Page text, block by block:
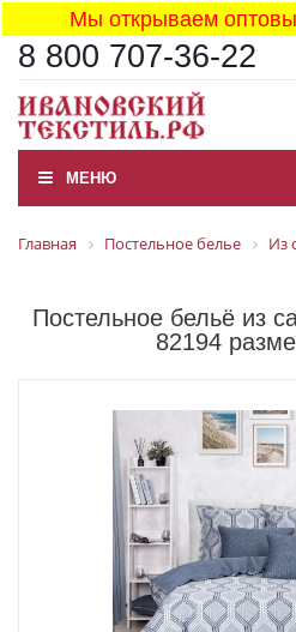
Мы открываем
8 800 707-36-22
МЕНЮ
Главная Постельное белье Из
Постельное бельё из
82194